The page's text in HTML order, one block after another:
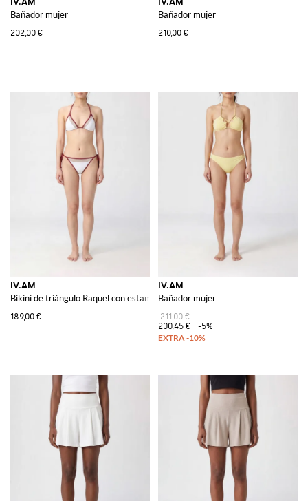
Bañador mujer
202,00 €
Bañador mujer
210,00 €
IV.AM
Bikini de triángulo Raquel con estampado de rayas y cierre de lazo
189,00 €
IV.AM
Bañador mujer
211,00 €
200,45 €
-5%